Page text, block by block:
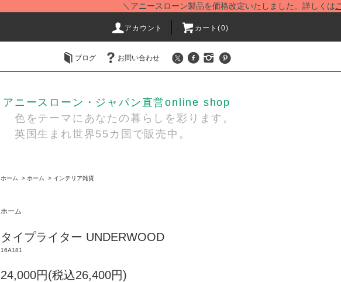
＼アニースローン製品を価格改定いたしました。詳しくはこちら
アカウント カート(0)
ブログ お問い合わせ
アニースローン・ジャパン直営online shop
色をテーマにあなたの暮らしを彩ります。
英国生まれ世界55カ国で販売中。
ホーム > ホーム > インテリア雑貨
ホーム
タイプライター UNDERWOOD
16A181
24,000円(税込26,400円)